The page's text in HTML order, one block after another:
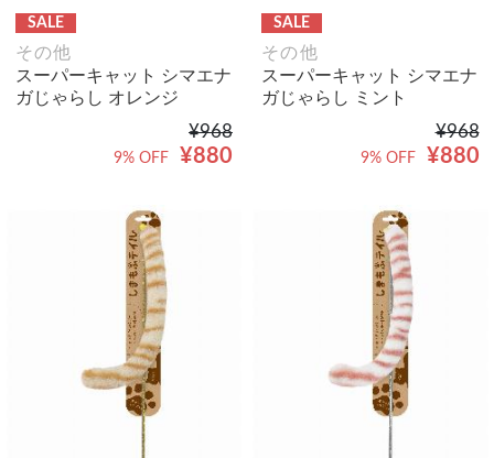
SALE
その他
スーパーキャット シマエナ
ガじゃらし オレンジ
¥968
¥880
9% OFF
SALE
その他
スーパーキャット シマエナ
ガじゃらし ミント
¥968
¥880
9% OFF